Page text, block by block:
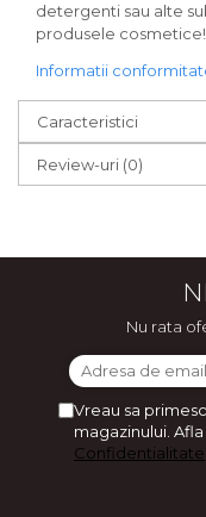
detergenti sau alte
produsele cosmetice!
Informatii
Caracteristici
Review-uri (0)
Nu rata
Vreau sa
magazinului.
Confidentialitate